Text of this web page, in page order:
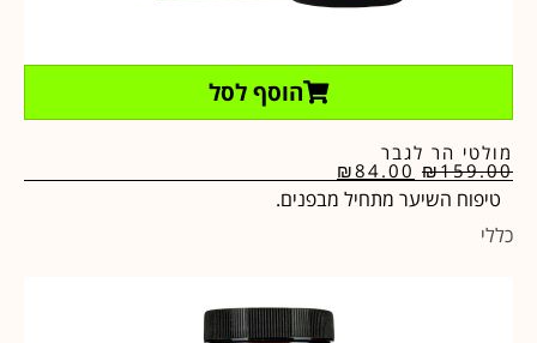
הוסף לסל
מולטי הר לגבר
₪159.00
₪84.00
טיפוח השיער מתחיל מבפנים.
כללי